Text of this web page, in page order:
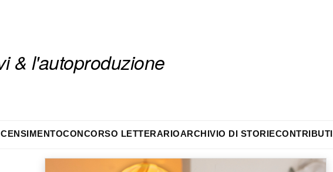
& l'autoproduzione
CONCORSO LETTERARIOARCHIVIO DI STORIECONTRIBUTI